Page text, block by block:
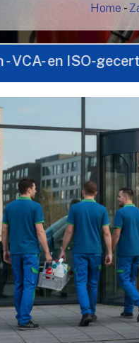
Home -
gecertificeerd